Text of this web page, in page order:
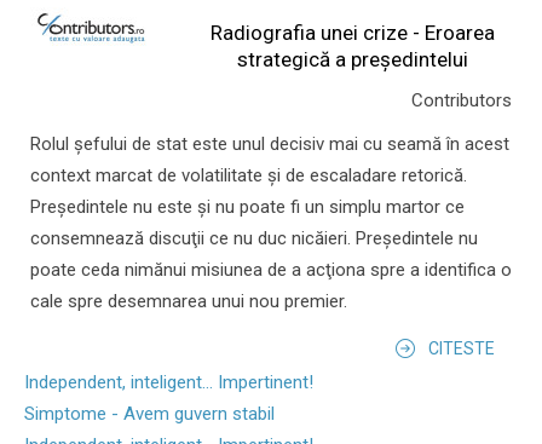
Radiografia unei crize - Eroarea
strategică a președintelui
Contributors
Rolul şefului de stat este unul decisiv mai cu seamă în acest
context marcat de volatilitate şi de escaladare retorică.
Preşedintele nu este şi nu poate fi un simplu martor ce
consemnează discuţii ce nu duc nicăieri. Preşedintele nu
poate ceda nimănui misiunea de a acţiona spre a identifica o
cale spre desemnarea unui nou premier.
CITESTE
Independent, inteligent... Impertinent!
Simptome - Avem guvern stabil